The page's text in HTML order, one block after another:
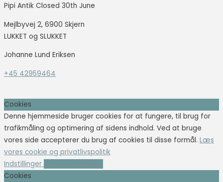
Pipi Antik Closed 30th June
Mejlbyvej 2, 6900 Skjern
LUKKET og SLUKKET
Johanne Lund Eriksen
+45 42959464
Cookies
Denne hjemmeside bruger cookies for at fungere, til brug for
trafikmåling og optimering af sidens indhold. Ved at bruge
vores side accepterer du brug af cookies til disse formål. Læs
vores cookie og privatlivspolitik
Indstillinger
Cookies